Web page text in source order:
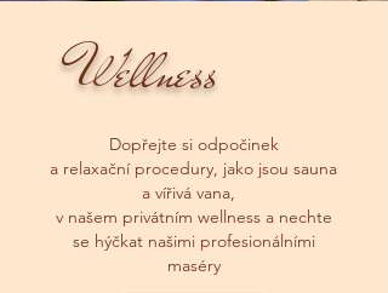
Wellness
Dopřejte si odpočinek
a relaxační procedury, jako jsou sauna
a vířivá vana,
v našem privátním wellness a nechte
se hýčkat našimi profesionálními
maséry